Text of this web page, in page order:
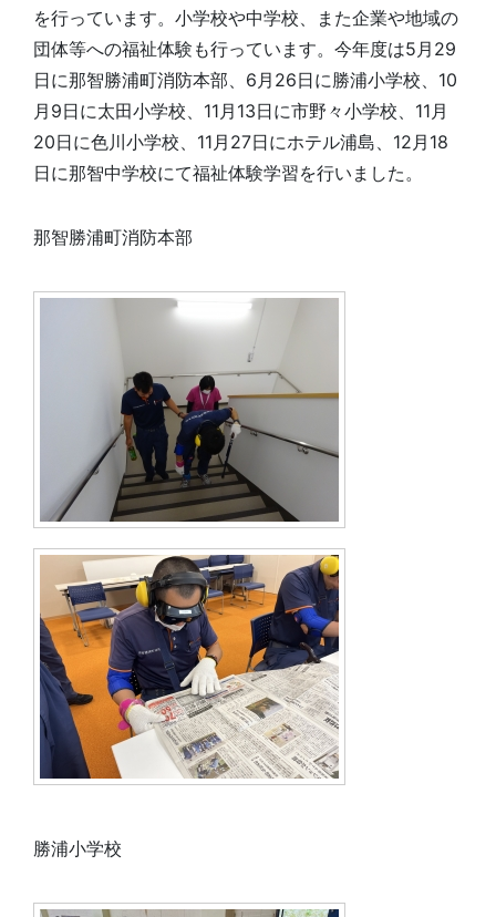
を行っています。小学校や中学校、また企業や地域の
団体等への福祉体験も行っています。今年度は5月29
日に那智勝浦町消防本部、6月26日に勝浦小学校、10
月9日に太田小学校、11月13日に市野々小学校、11月
20日に色川小学校、11月27日にホテル浦島、12月18
日に那智中学校にて福祉体験学習を行いました。
那智勝浦町消防本部
勝浦小学校